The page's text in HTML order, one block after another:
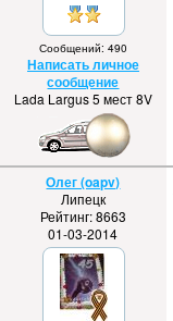
Сообщений: 490
Написать личное
сообщение
Lada Largus 5 мест 8V
Олег (oapv)
Липецк
Рейтинг: 8663
01-03-2014